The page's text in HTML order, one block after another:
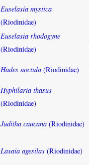
Euselasia mystica
(Riodinidae)
Euselasia rhodogyne
(Riodinidae)
Hades noctula (Riodinidae)
Hyphilaria thasus
(Riodinidae)
Juditha caucana (Riodinidae)
Lasaia agesilas (Riodinidae)